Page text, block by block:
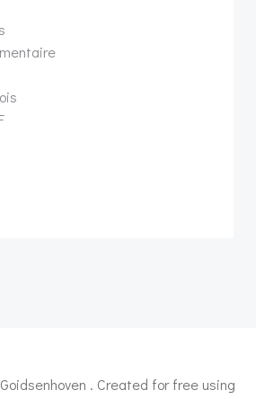
. Created for free using